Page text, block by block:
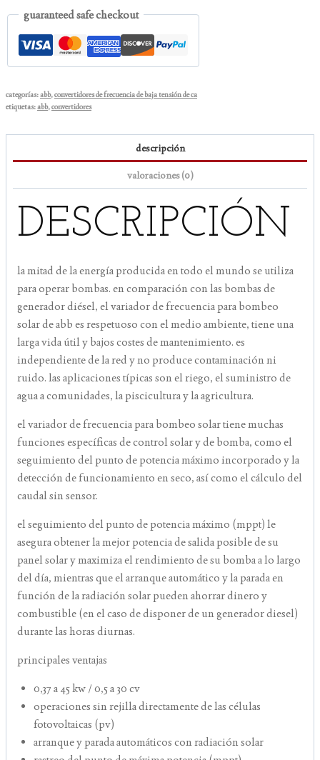
guaranteed safe checkout
categorías:abb,convertidores de frecuencia de baja tensión de ca
etiquetas:abb,convertidores
descripción
valoraciones (0)
DESCRIPCIÓN
la mitad de la energía producida en todo el mundo se utiliza
para operar bombas. en comparación con las bombas de
generador diésel, el variador de frecuencia para bombeo
solar de abb es respetuoso con el medio ambiente, tiene una
larga vida útil y bajos costes de mantenimiento. es
independiente de la red y no produce contaminación ni
ruido. las aplicaciones típicas son el riego, el suministro de
agua a comunidades, la piscicultura y la agricultura.
el variador de frecuencia para bombeo solar tiene muchas
funciones específicas de control solar y de bomba, como el
seguimiento del punto de potencia máximo incorporado y la
detección de funcionamiento en seco, así como el cálculo del
caudal sin sensor.
el seguimiento del punto de potencia máximo (mppt) le
asegura obtener la mejor potencia de salida posible de su
panel solar y maximiza el rendimiento de su bomba a lo largo
del día, mientras que el arranque automático y la parada en
función de la radiación solar pueden ahorrar dinero y
combustible (en el caso de disponer de un generador diesel)
durante las horas diurnas.
principales ventajas
0,37 a 45 kw / 0,5 a 30 cv
operaciones sin rejilla directamente de las células
fotovoltaicas (pv)
arranque y parada automáticos con radiación solar